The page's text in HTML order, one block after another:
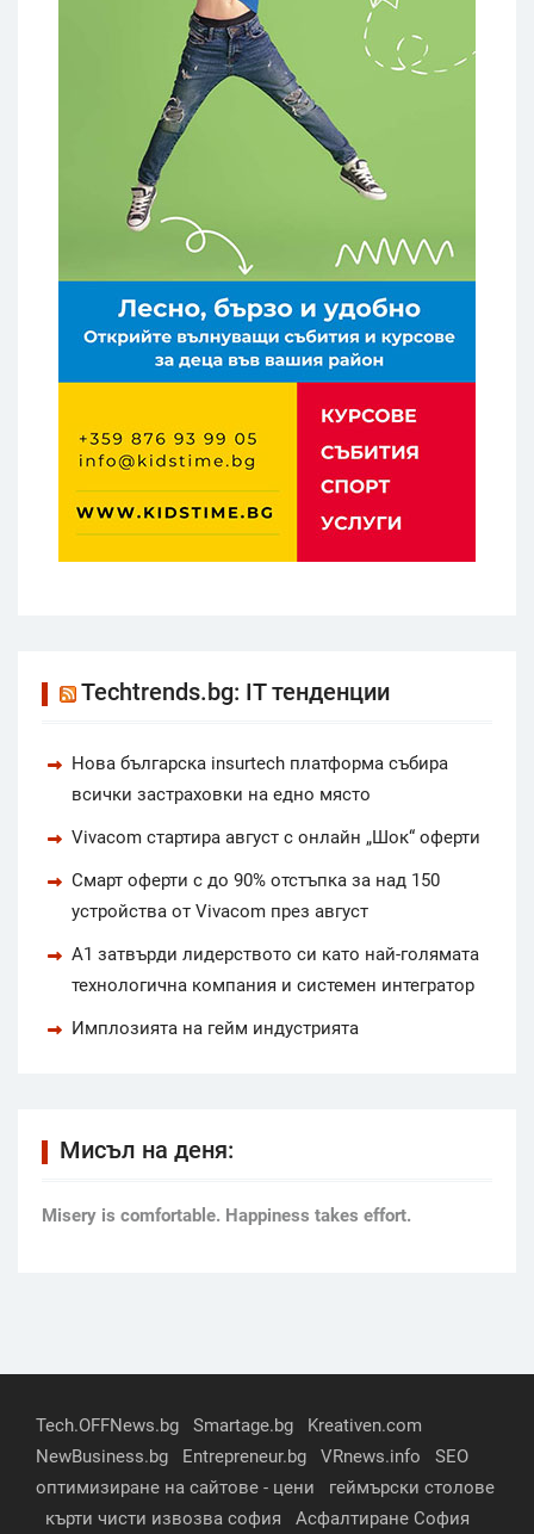
Techtrends.bg: IT тенденции
Нова българска insurtech платформа събира
всички застраховки на едно място
Vivacom стартира август с онлайн „Шок“ оферти
Смарт оферти с до 90% отстъпка за над 150
устройства от Vivacom през август
А1 затвърди лидерството си като най-голямата
технологична компания и системен интегратор
Имплозията на гейм индустрията
Мисъл на деня:
Мisery is comfortable. Happiness takes effort.
Tech.OFFNews.bg Smartage.bg
Kreativen.com
NewBusiness.bg
Entrepreneur.bg VRnews.info
SEO
оптимизиране на сайтове - цени
геймърски столове
кърти чисти извозва софия
Асфалтиране София